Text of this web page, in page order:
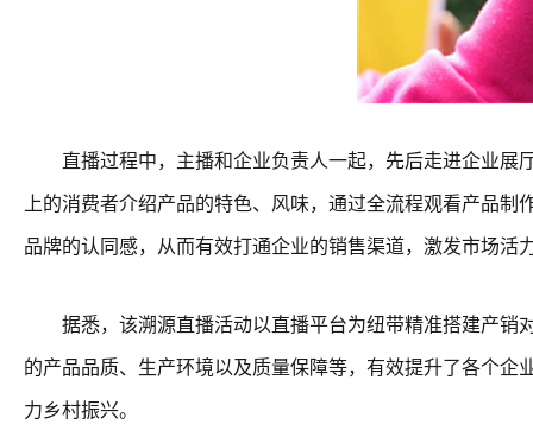
直播过程中，主播和企业负责人一起，先后走进企业展
上的消费者介绍产品的特色、风味，通过全流程观看产品
品牌的认同感，从而有效打通企业的销售渠道，激发市场活
据悉，该溯源直播活动以直播平台为纽带精准搭建产销
的产品品质、生产环境以及质量保障等，有效提升了各个
力乡村振兴。